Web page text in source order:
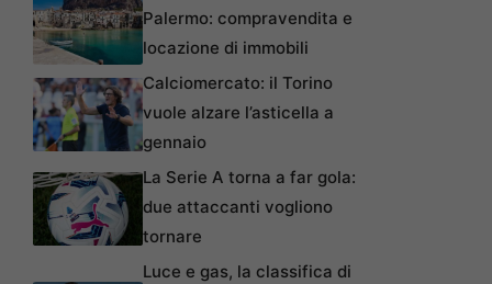
Palermo: compravendita e
locazione di immobili
Calciomercato: il Torino
vuole alzare l’asticella a
gennaio
La Serie A torna a far gola:
due attaccanti vogliono
tornare
Luce e gas, la classifica di